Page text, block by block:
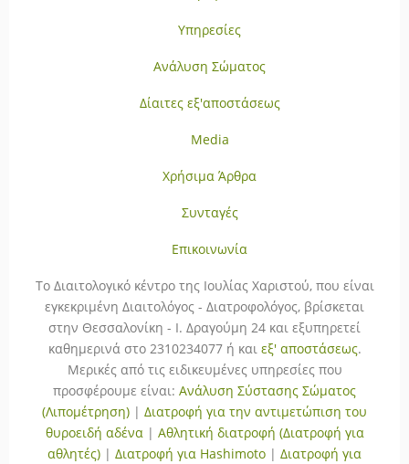
Υπηρεσίες
Ανάλυση Σώματος
Δίαιτες εξ'αποστάσεως
Media
Χρήσιμα Άρθρα
Συνταγές
Επικοινωνία
To Διαιτολογικό κέντρο της Ιουλίας Χαριστού, που είναι
εγκεκριμένη Διαιτολόγος - Διατροφολόγος, βρίσκεται
στην Θεσσαλονίκη - Ι. Δραγούμη 24 και εξυπηρετεί
καθημερινά στο 2310234077 ή και εξ' αποστάσεως.
Μερικές από τις ειδικευμένες υπηρεσίες που
προσφέρουμε είναι: Ανάλυση Σύστασης Σώματος
(Λιπομέτρηση) | Διατροφή για την αντιμετώπιση του
θυροειδή αδένα| Αθλητική διατροφή (Διατροφή για
αθλητές) | Διατροφή για Hashimoto | Διατροφή για